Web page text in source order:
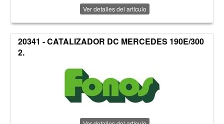
Ver detalles del artículo
20341 - CATALIZADOR DC MERCEDES 190E/300
2.